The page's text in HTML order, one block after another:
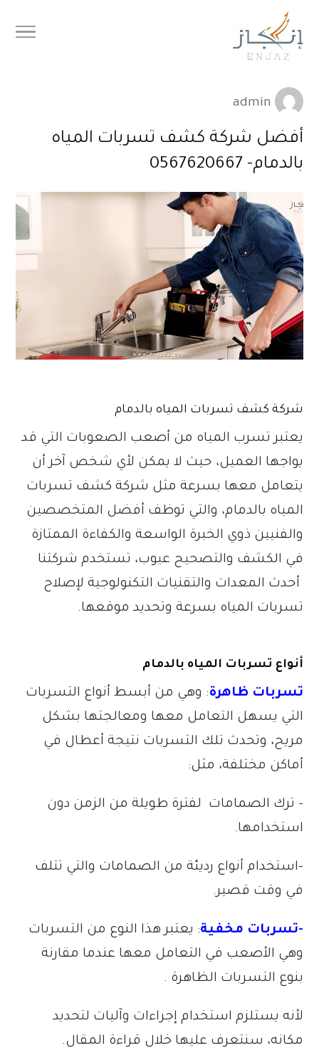
admin
أفضل شركة كشف تسربات المياه
بالدمام- 0567620667
شركة كشف تسربات المياه بالدمام
يعتبر تسرب المياه من أصعب الصعوبات التي قد
يواجها العميل، حيث لا يمكن لأي شخص آخر أن
يتعامل معها بسرعة مثل شركة كشف تسربات
المياه بالدمام، والتي توظف أفضل المتخصصين
والفنيين ذوي الخبرة الواسعة والكفاءة الممتازة
في الكشف والتصحيح عيوب، تستخدم شركتنا
أحدث المعدات والتقنيات التكنولوجية لإصلاح
تسربات المياه بسرعة وتحديد موقعها.
أنواع تسربات المياه بالدمام
تسربات ظاهرة: وهي من أبسط أنواع التسربات
التي يسهل التعامل معها ومعالجتها بشكل
مريح، وتحدث تلك التسربات نتيجة أعطال في
أماكن مختلفة، مثل:
– ترك الصمامات لفترة طويلة من الزمن دون
استخدامها.
-استخدام أنواع رديئة من الصمامات والتي تتلف
في وقت قصير.
-تسربات مخفية: يعتبر هذا النوع من التسربات
وهي الأصعب في التعامل معها عندما مقارنة
بنوع التسربات الظاهرة .
لأنه يستلزم استخدام إجراءات وآليات لتحديد
مكانه، سنتعرف عليها خلال قراءة المقال.